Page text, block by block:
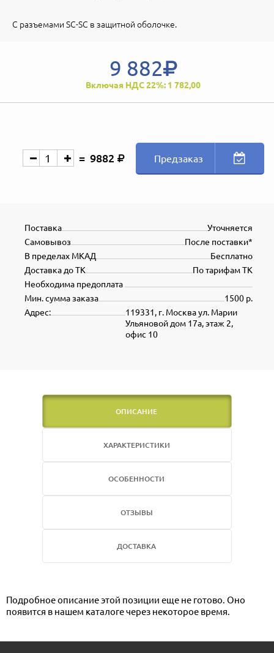
С разъемами SC-SC в защитной оболочке.
9 882
Включая НДС 22%: 1 782,00
9882 Предзаказ
Уточняется
Поставка
После поставки*
Самовывоз
Бесплатно
В пределах МКАД
По тарифам ТК
Доставка до ТК
Необходима предоплата
1500 р.
Мин. сумма заказа
119331, г. Москва ул. Марии
Ульяновой дом 17а, этаж 2,
офис 10
Адрес:
ОПИСАНИЕ
ХАРАКТЕРИСТИКИ
ОСОБЕННОСТИ
ОТЗЫВЫ
ДОСТАВКА
Подробное описание этой позиции еще не готово. Оно
появится в нашем каталоге через некоторое время.